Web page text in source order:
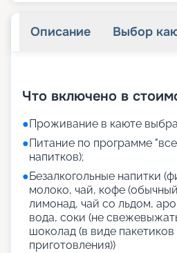
Описание Выбор
Что включено в
●Проживание в каюте
●Питание по программе
напитков);
●Безалкогольные напитки
молоко, чай, кофе
лимонад, чай со льдом,
вода, соки (не
шоколад (в виде
приготовления))